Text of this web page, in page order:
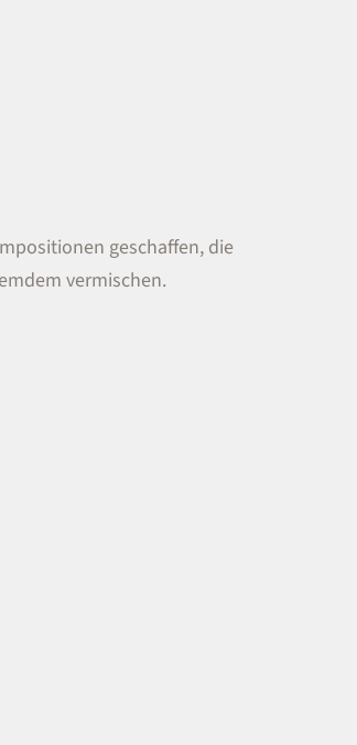
geschaffen, die
vermischen.